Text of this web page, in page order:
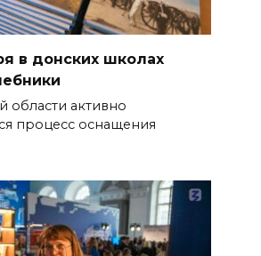
в донских школах
области активно
процесс оснащения